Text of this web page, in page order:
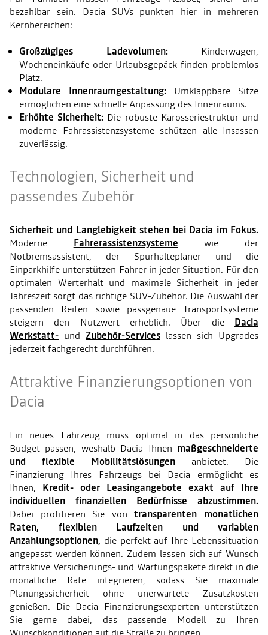
bezahlbar sein. Dacia SUVs punkten hier in mehreren
Kernbereichen:
Großzügiges Ladevolumen:Kinderwagen,
Wocheneinkäufe oder Urlaubsgepäck finden problemlos
Platz.
Modulare Innenraumgestaltung: Umklappbare Sitze
ermöglichen eine schnelle Anpassung des Innenraums.
Erhöhte Sicherheit: Die robuste Karosseriestruktur und
moderne Fahrassistenzsysteme schützen alle Insassen
zuverlässig.
Technologien, Sicherheit und
passendes Zubehör
Sicherheit und Langlebigkeit stehen bei Dacia im Fokus.
Moderne Fahrerassistenzsysteme wie der
Notbremsassistent, der Spurhalteplaner und die
Einparkhilfe unterstützen Fahrer in jeder Situation. Für den
optimalen Werterhalt und maximale Sicherheit in jeder
Jahreszeit sorgt das richtige SUV-Zubehör. Die Auswahl der
passenden Reifen sowie passgenaue Transportsysteme
steigern den Nutzwert erheblich. Über die Dacia
Werkstatt- und Zubehör-Services lassen sich Upgrades
jederzeit fachgerecht durchführen.
Attraktive Finanzierungsoptionen von
Dacia
Ein neues Fahrzeug muss optimal in das persönliche
Budget passen, weshalb Dacia Ihnen maßgeschneiderte
und flexible Mobilitätslösungen anbietet. Die
Finanzierung Ihres Fahrzeugs bei Dacia ermöglicht es
Ihnen, Kredit- oder Leasingangebote exakt auf Ihre
individuellen finanziellen Bedürfnisse abzustimmen.
Dabei profitieren Sie vontransparenten monatlichen
Raten, flexiblen Laufzeiten und variablen
Anzahlungsoptionen, die perfekt auf Ihre Lebenssituation
angepasst werden können. Zudem lassen sich auf Wunsch
attraktive Versicherungs- und Wartungspakete direkt in die
monatliche Rate integrieren, sodass Sie maximale
Planungssicherheit ohne unerwartete Zusatzkosten
genießen. Die Dacia Finanzierungsexperten unterstützen
Sie gerne dabei, das passende Modell zu Ihren